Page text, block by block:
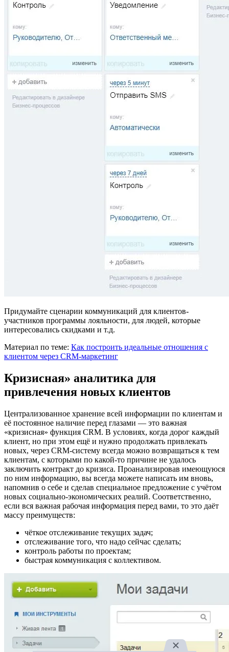
Придумайте сценарии коммуникаций для клиентов-
участников программы лояльности, для людей, которые
интересовались скидками и т.д.
Материал по теме: Как построить идеальные отношения с
клиентом через CRM-маркетинг
Кризисная» аналитика для
привлечения новых клиентов
Централизованное хранение всей информации по клиентам и
её постоянное наличие перед глазами — это важная
«кризисная» функция CRM. В условиях, когда дорог каждый
клиент, но при этом ещё и нужно продолжать привлекать
новых, через CRM-систему всегда можно возвращаться к тем
клиентам, с которыми по какой-то причине не удалось
заключить контракт до кризиса. Проанализировав имеющуюся
по ним информацию, вы всегда можете написать им вновь,
напомнив о себе и сделав специальное предложение с учётом
новых социально-экономических реалий. Соответственно,
если вся важная рабочая информация перед вами, то это даёт
массу преимуществ:
чёткое отслеживание текущих задач;
отслеживание того, что надо сейчас сделать;
контроль работы по проектам;
быстрая коммуникация с коллективом.